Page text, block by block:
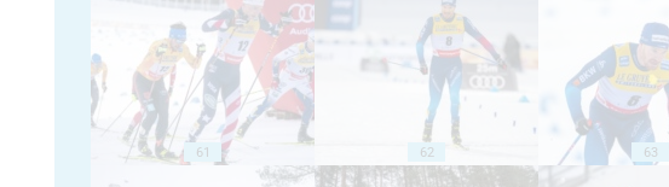
61 62 63